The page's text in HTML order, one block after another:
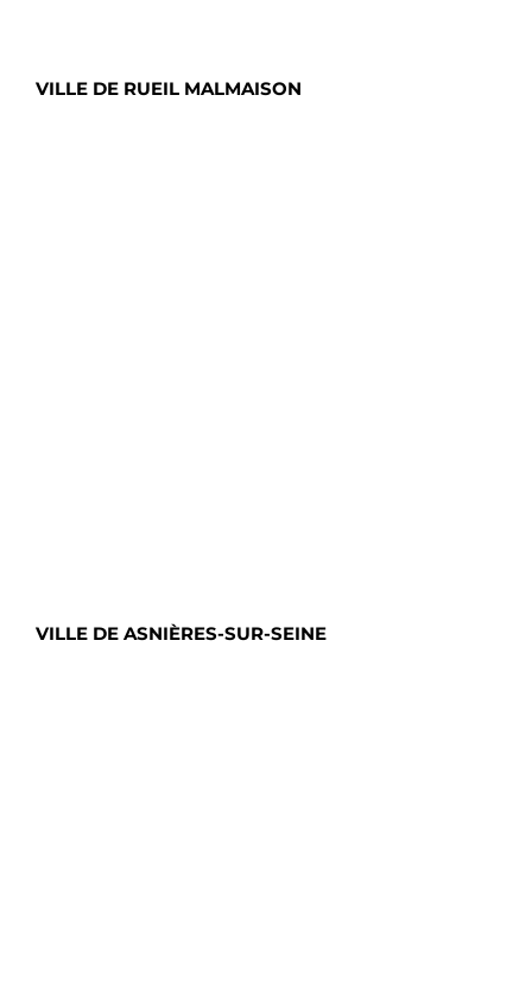
VILLE DE RUEIL MALMAISON
VILLE DE ASNIÈRES-SUR-SEINE